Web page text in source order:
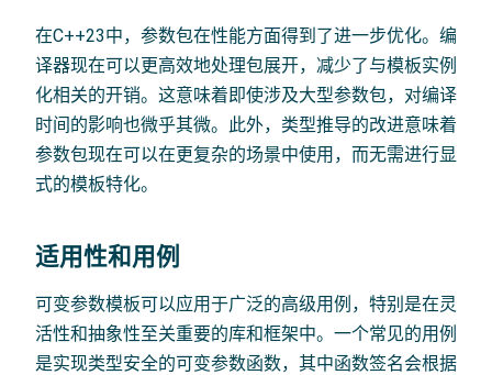
在C++23中，参数包在性能方面得到了进一步优化。编
译器现在可以更高效地处理包展开，减少了与模板实例
化相关的开销。这意味着即使涉及大型参数包，对编译
时间的影响也微乎其微。此外，类型推导的改进意味着
参数包现在可以在更复杂的场景中使用，而无需进行显
式的模板特化。
适用性和用例
可变参数模板可以应用于广泛的高级用例，特别是在灵
活性和抽象性至关重要的库和框架中。一个常见的用例
是实现类型安全的可变参数函数，其中函数签名会根据